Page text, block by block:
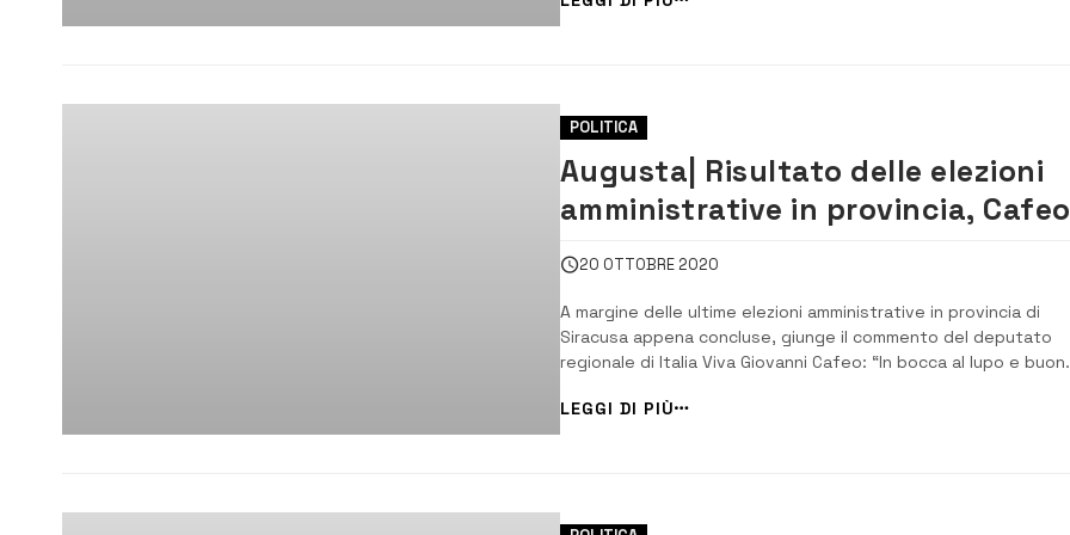
Gulino dovrebbero essere pr...
POLITICA
Augusta| Risultato delle elezioni
amministrative in provincia,
“Vince la voglia di cambiamento”
20 OTTOBRE 2020
A margine delle ultime elezioni amministrative in provincia di
Siracusa appena concluse, giunge il commento del deputato
regionale di Italia Viva Giovanni Cafeo: “In bocca al lupo e buon
sindaco di Augusta Giuseppe Di Mare”. [/] “Pur non avendo
partecipato attivamente al dibattito ...
LEGGI DI PIÙ